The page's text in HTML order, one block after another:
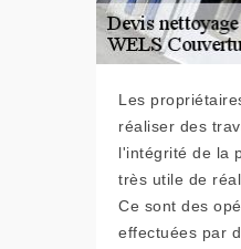
Les
réaliser des
l'intégrité de la
très utile de
Ce sont des
effectuées par